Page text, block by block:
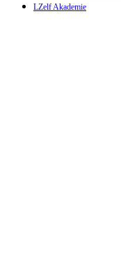
LZelf Akademie